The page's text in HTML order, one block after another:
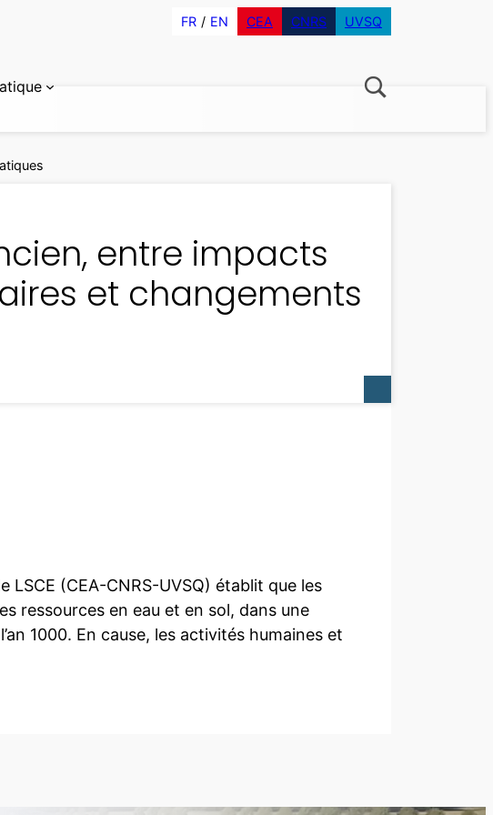
FR EN CEA CNRS UVSQ
entre impacts
et changements
(CEA-CNRS-UVSQ) établit que les
ressources en eau et en sol, dans une
1000. En cause, les activités humaines et